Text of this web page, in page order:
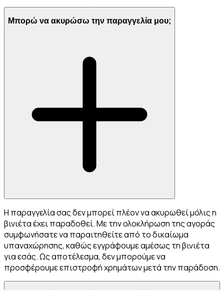
Μπορώ να ακυρώσω την παραγγελία μου;
Η παραγγελία σας δεν μπορεί πλέον να ακυρωθεί μόλις η
βινιέτα έχει παραδοθεί. Με την ολοκλήρωση της αγοράς
συμφωνήσατε να παραιτηθείτε από το δικαίωμα
υπαναχώρησης, καθώς εγγράφουμε αμέσως τη βινιέτα
για εσάς. Ως αποτέλεσμα, δεν μπορούμε να
προσφέρουμε επιστροφή χρημάτων μετά την παράδοση.